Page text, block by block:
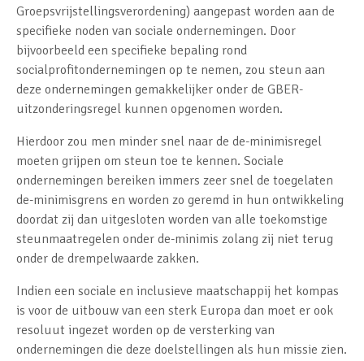
Groepsvrijstellingsverordening) aangepast worden aan de
specifieke noden van sociale ondernemingen. Door
bijvoorbeeld een specifieke bepaling rond
socialprofitondernemingen op te nemen, zou steun aan
deze ondernemingen gemakkelijker onder de GBER-
uitzonderingsregel kunnen opgenomen worden.
Hierdoor zou men minder snel naar de de-minimisregel
moeten grijpen om steun toe te kennen. Sociale
ondernemingen bereiken immers zeer snel de toegelaten
de-minimisgrens en worden zo geremd in hun ontwikkeling
doordat zij dan uitgesloten worden van alle toekomstige
steunmaatregelen onder de-minimis zolang zij niet terug
onder de drempelwaarde zakken.
Indien een sociale en inclusieve maatschappij het kompas
is voor de uitbouw van een sterk Europa dan moet er ook
resoluut ingezet worden op de versterking van
ondernemingen die deze doelstellingen als hun missie zien.